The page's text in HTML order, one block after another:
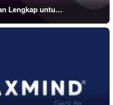
Lengkap untu…